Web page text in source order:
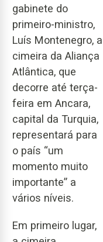
gabinete do
primeiro-ministro,
Luís Montenegro, a
cimeira da Aliança
Atlântica, que
decorre até terça-
feira em Ancara,
capital da Turquia,
representará para
o país “um
momento muito
importante” a
vários níveis.
Em primeiro lugar,